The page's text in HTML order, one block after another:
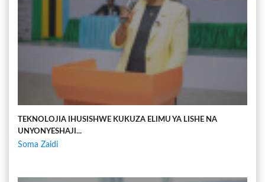
TEKNOLOJIA IHUSISHWE KUKUZA ELIMU YA LISHE NA
UNYONYESHAJI...
Soma Zaidi